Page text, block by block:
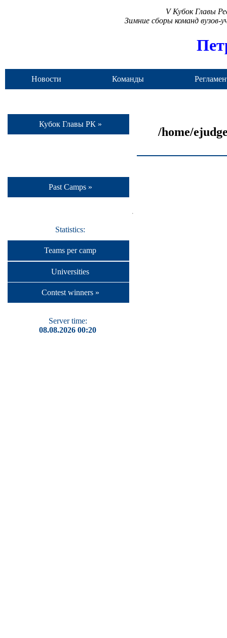
V Кубок Главы
Зимние сборы команд
Новости Команды
Кубок Главы РК »
Past Camps »
Statistics:
Teams per camp
Universities
Contest winners »
Server time:
08.08.2026 00:20
/home/